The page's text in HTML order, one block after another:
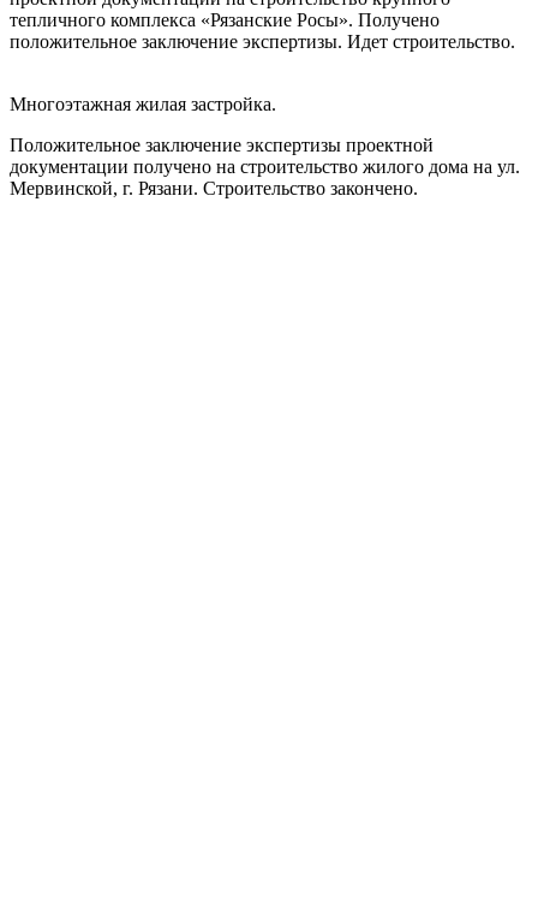
тепличного комплекса «Рязанские Росы». Получено
положительное заключение экспертизы. Идет строительство.
Многоэтажная жилая застройка.
Положительное заключение экспертизы проектной
документации получено на строительство жилого дома на ул.
Мервинской, г. Рязани. Строительство закончено.